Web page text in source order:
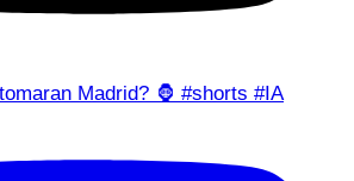
Madrid? 🦍 #shorts #IA